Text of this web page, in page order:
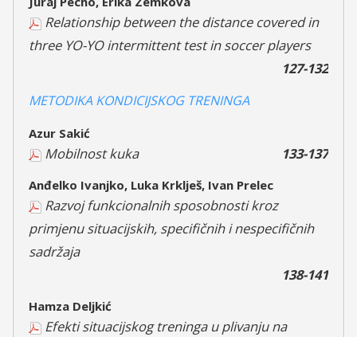
Relationship between the distance covered in
three YO-YO intermittent test in soccer players
127-132
METODIKA KONDICIJSKOG TRENINGA
Azur Sakić
Mobilnost kuka 133-137
Anđelko Ivanjko, Luka Krklješ, Ivan Prelec
Razvoj funkcionalnih sposobnosti kroz
primjenu situacijskih, specifičnih i nespecifičnih
sadržaja
138-141
Hamza Deljkić
Efekti situacijskog treninga u plivanju na